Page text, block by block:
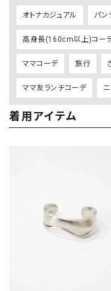
オトナカジュアル パン
高身長(160cm以上)コー
ママコーデ 旅行
ママ友ランチコーデ
着用アイテム